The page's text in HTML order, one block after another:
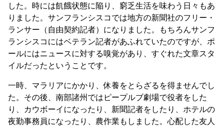
した。時には飢餓状態に陥り、窮乏生活を味わう日々もあ
りました。サンフランシスコでは地方の新聞社のフリー・
ランサー（自由契約記者）になりました。もちろんサンフ
ランシスコにはベテラン記者があふれていたのですが、ポ
ールにはニュースに対する嗅覚があり、すぐれた文章スタ
イルだったということです。
一時、マラリアにかかり、休養をとらざるを得ませんでし
た。その後、南部諸州ではピープルブ劇場で役者をした
り、カウボーイになったり、新聞記者をしたり、ホテルの
夜勤事務員になったり、農作業もしました。心配した友人